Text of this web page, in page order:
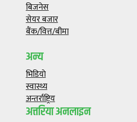
बिजनेस
सेयर बजार
बैंक/वित्त/बीमा
अन्य
भिडियाे
स्वास्थ्य
अन्तर्राष्ट्रिय
अत्तरिया अनलाइन